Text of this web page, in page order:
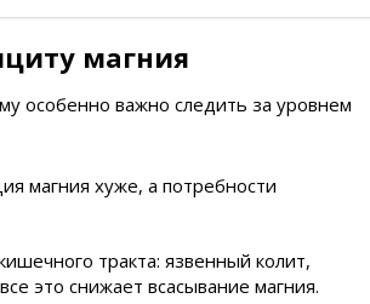
магния
особенно важно следить за уровнем
магния хуже, а потребности
тракта: язвенный колит,
это снижает всасывание магния.